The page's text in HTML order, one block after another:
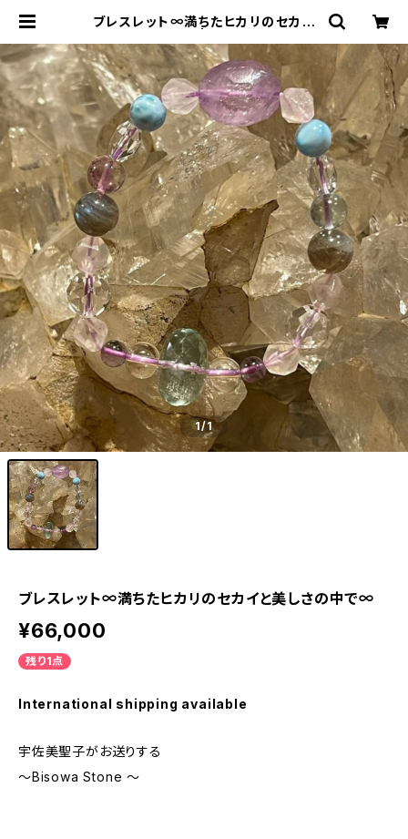
ブレスレット∞満ちたヒカリのセカイ
sterism Unity Space LLC.
1/1
ブレスレット∞満ちたヒカリのセカイと美しさの中で∞
¥66,000
残り1点
International shipping available
宇佐美聖子がお送りする
〜Bisowa Stone 〜